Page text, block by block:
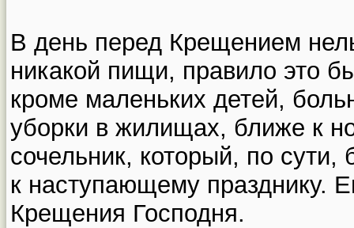
В день перед Крещением
никакой пищи, правило это
кроме маленьких детей,
уборки в жилищах, ближе к
сочельник, который, по
к наступающему празднику.
Крещения Господня.